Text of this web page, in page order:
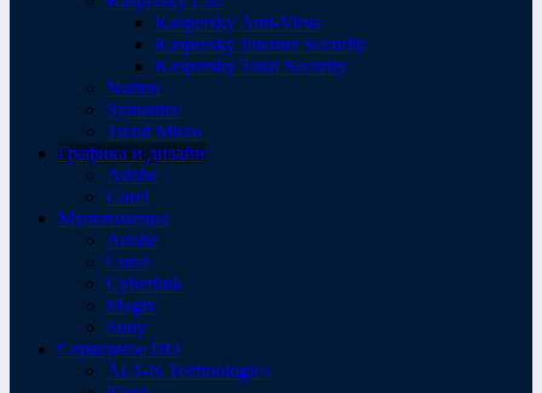
Kaspersky Anti-Virus
Kaspersky Internet Security
Kaspersky Total Security
Norton
Symantec
Trend Micro
Графика и дизайн
Adobe
Corel
Мультимедиа
Adobe
Corel
Cyberlink
Magix
Sony
Серверное ПО
ALT-N Technologies